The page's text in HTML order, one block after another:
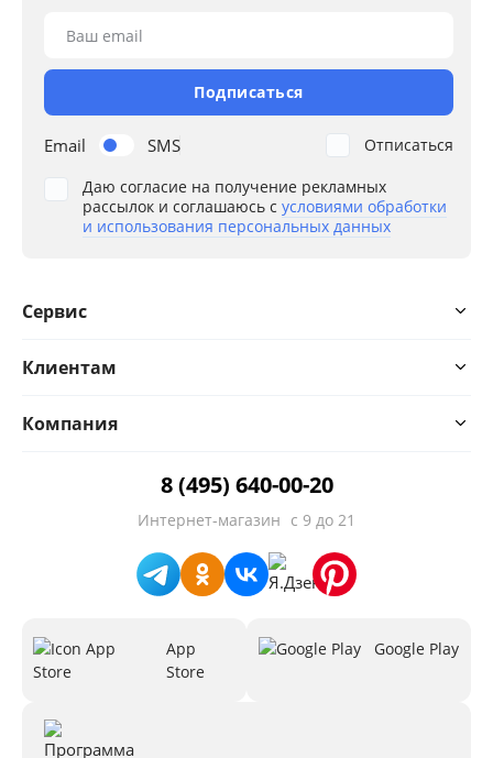
Email SMS
Ваш email
Подписаться
Даю согласие на получение рекламных
рассылок и соглашаюсь с условиями обработки
и использования персональных данных
Отписаться
Сервис
Клиентам
Компания
8 (495) 640-00-20
Интернет-магазин с 9 до 21
App
Store
Google Play